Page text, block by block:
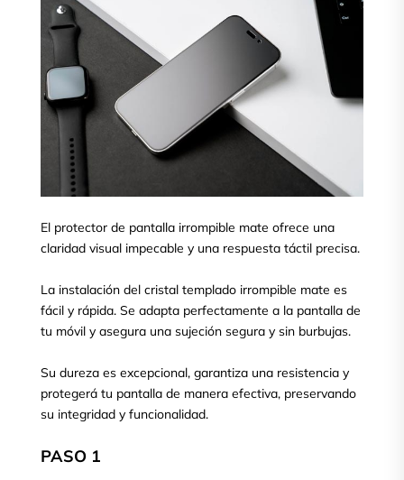
El protector de pantalla irrompible mate ofrece una
claridad visual impecable y una respuesta táctil precisa.
La instalación del cristal templado irrompible mate es
fácil y rápida. Se adapta perfectamente a la pantalla de
tu móvil y asegura una sujeción segura y sin burbujas.
Su dureza es excepcional, garantiza una resistencia y
protegerá tu pantalla de manera efectiva, preservando
su integridad y funcionalidad.
PASO 1